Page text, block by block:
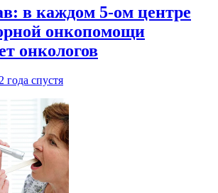
в каждом 5-ом центре
онкопомощи
онкологов
года спустя